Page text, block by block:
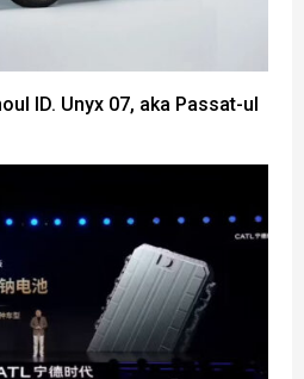
ID. Unyx 07, aka Passat-ul